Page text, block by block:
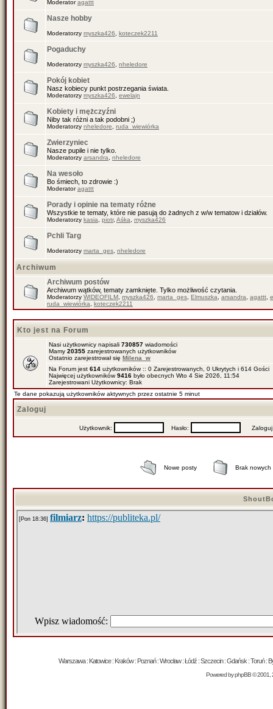
Moderatoragattt
Nasze hobby
Moderatorzy myszka426 koteczek2211
Pogaduchy
Moderatorzy myszka426 nheledore
Pokój kobiet
Nasz kobiecy punkt postrzegania świata.
Moderatorzy myszka426 ewelajn
Kobiety i mężczyźni
Niby tak różni a tak podobni ;)
Moderatorzy nheledore ruda_wiewiórka
Zwierzyniec
Nasze pupile i nie tylko.
Moderatorzy arsandra nheledore
Na wesoło
Bo śmiech, to zdrowie :)
Moderatoragattt
Porady i opinie na tematy różne
Wszystkie te tematy, które nie pasują do żadnych z w/w tematow i działów.
Moderatorzy kasia piotr, Aśka myszka426
Pchli Targ
Moderatorzy marta_ges nheledore
Archiwum
Archiwum postów
Archiwum wątków, tematy zamknięte. Tylko możliwość czytania.
Moderatorzy WIDEOFILM myszka426 marta_ges Elmuszka arsandra agattt
ruda_wiewiórka
koteczek2211
Kto jest na Forum
Nasi użytkownicy napisali 730857 wiadomości
Mamy 20355 zarejestrowanych użytkowników
Ostatnio zarejestrował się Milena_w
Na Forum jest 614 użytkowników :: 0 Zarejestrowanych, 0 Ukrytych i 614
Najwięcej użytkowników9416 było obecnych Wto 4 Sie 2026, 11:54
Zarejestrowani Użytkownicy: Brak
Te dane pokazują użytkowników aktywnych przez ostatnie 5 minut
Zaloguj
Użytkownik: Hasło: Zaloguj
Nowe posty Brak nowych
Warszawa : Katowice : Kraków : Poznań : Wrocław : Łódź : Szczecin : Gdańsk : Toruń :
Powered byphpBB© 2001,